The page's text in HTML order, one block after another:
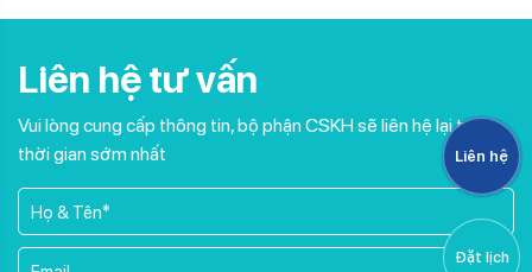
Liên hệ tư vấn
Vui lòng cung cấp thông tin, bộ phận CSKH sẽ liên hệ lại trong
thời gian sớm nhất
Liên hệ
Đặt lịch